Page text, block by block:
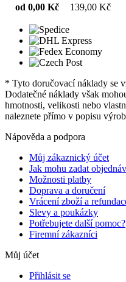
od 0,00 Kč
139,00 Kč
* Tyto doručovací náklady se
Dodatečné náklady však
hmotnosti, velikosti nebo
naleznete přímo v popisu
Nápověda a podpora
Můj zákaznický účet
Jak mohu zadat
Možnosti platby
Doprava a doručení
Vrácení zboží a
Slevy a poukázky
Potřebujete další pomoc?
Firemní zákazníci
Můj účet
Přihlásit se